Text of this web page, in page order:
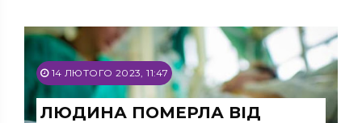
14 ЛЮТОГО 2023, 11:47
ЛЮДИНА ПОМЕРЛА ВІД